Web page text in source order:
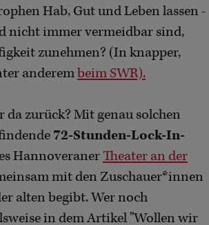
Hab, Gut und Leben lassen -
nicht immer vermeidbar sind,
zunehmen? (In knapper,
anderembeim SWR).
zurück? Mit genau solchen
72-Stunden-Lock-In-
HannoveranerTheater an der
mit den Zuschauer*innen
alten begibt. Wer noch
in dem Artikel "Wollen wir